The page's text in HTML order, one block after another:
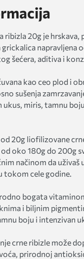
ribizla 20g je hrskava,
napravljena
šećera, aditiva i
kao ceo plod i
sušenja
ukus, miris, tamnu
od 20g liofilizovane
oko 180g do 200g
načinom da uživaš
tokom cele godine.
bogata
i biljnim
boju i intenzivan
crne ribizle može
prirodnoj